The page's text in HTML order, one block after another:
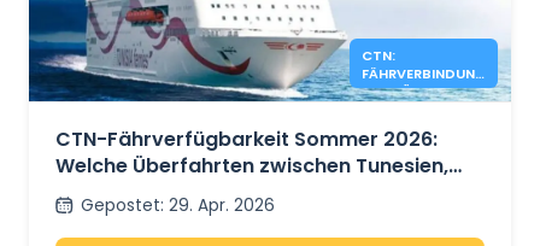
CTN:
FÄHRVERBINDUN
GEN FÜR SOMMER
VERFÜGBAR
CTN-Fährverfügbarkeit Sommer 2026:
Welche Überfahrten zwischen Tunesien,
Frankreich und Italien haben noch freie
Plätze?
Gepostet: 29. Apr. 2026